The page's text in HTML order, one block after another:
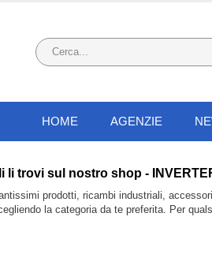
HOME AGENZIE
trovi sul nostro shop -
prodotti, ricambi industriali,
la categoria da te preferita. Per